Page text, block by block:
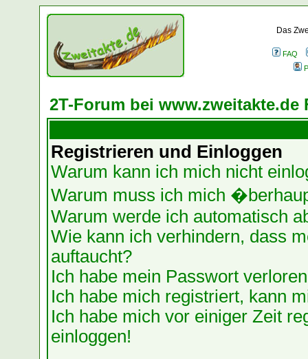
Das
FAQ
2T-Forum bei
Registrieren und Einloggen
Warum kann ich mich nicht
Warum muss ich mich
Warum werde ich automatisch
Wie kann ich verhindern, dass
auftaucht?
Ich habe mein Passwort
Ich habe mich registriert, kann
Ich habe mich vor einiger Zeit
einloggen!